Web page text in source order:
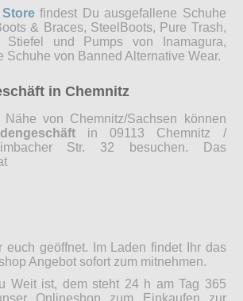
findest Du ausgefallene Schuhe
& Braces, SteelBoots, Pure Trash,
Stiefel und Pumps von Inamagura,
Schuhe von Banned Alternative Wear.
in Chemnitz
von Chemnitz/Sachsen können
in 09113 Chemnitz /
Str. 32 besuchen. Das
euch geöffnet. Im Laden findet Ihr das
Angebot sofort zum mitnehmen.
Weit ist, dem steht 24 h am Tag 365
Onlineshop zum Einkaufen zur